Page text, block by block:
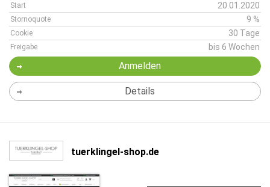
Start 20.01.2020
Stornoquote 9 %
Cookie 30 Tage
Freigabe bis 6 Wochen
Anmelden
Details
tuerklingel-shop.de